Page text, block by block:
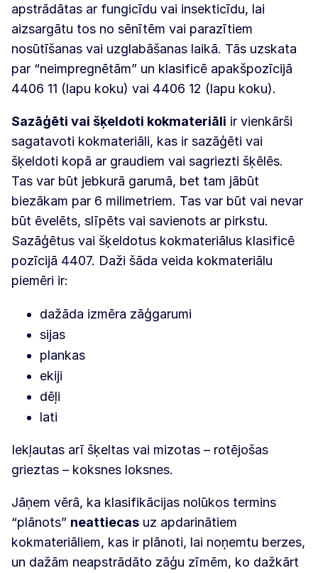
apstrādātas ar fungicīdu vai insekticīdu, lai
aizsargātu tos no sēnītēm vai parazītiem
nosūtīšanas vai uzglabāšanas laikā. Tās uzskata
par “neimpregnētām” un klasificē apakšpozīcijā
4406 11 (lapu koku) vai 4406 12 (lapu koku).
Sazāģēti vai šķeldoti kokmateriāli ir vienkārši
sagatavoti kokmateriāli, kas ir sazāģēti vai
šķeldoti kopā ar graudiem vai sagriezti šķēlēs.
Tas var būt jebkurā garumā, bet tam jābūt
biezākam par 6 milimetriem. Tas var būt vai nevar
būt ēvelēts, slīpēts vai savienots ar pirkstu.
Sazāģētus vai šķeldotus kokmateriālus klasificē
pozīcijā 4407. Daži šāda veida kokmateriālu
piemēri ir:
dažāda izmēra zāģgarumi
sijas
plankas
ekiji
dēļi
lati
Iekļautas arī šķeltas vai mizotas – rotējošas
grieztas – koksnes loksnes.
Jāņem vērā, ka klasifikācijas nolūkos termins
“plānots” neattiecas uz apdarinātiem
kokmateriāliem, kas ir plānoti, lai noņemtu berzes,
un dažām neapstrādāto zāģu zīmēm, ko dažkārt